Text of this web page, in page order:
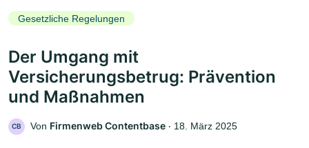
Gesetzliche Regelungen
Der Umgang mit
Versicherungsbetrug: Prävention
und Maßnahmen
CB Von Firmenweb Contentbase ‧ 18. März 2025